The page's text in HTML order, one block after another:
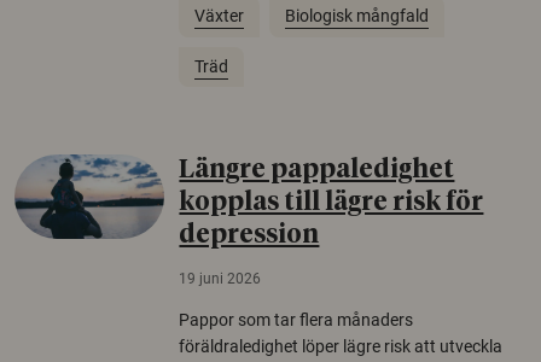
Växter Biologisk mångfald
Träd
Längre pappaledighet
kopplas till lägre risk för
depression
19 juni 2026
Pappor som tar flera månaders
föräldraledighet löper lägre risk att utveckla